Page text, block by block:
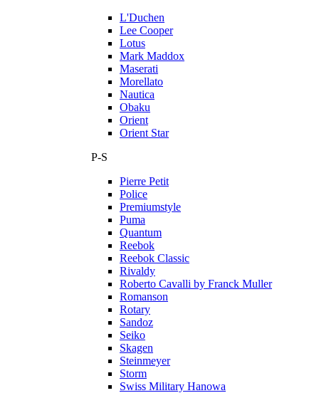
L'Duchen
Lee Cooper
Lotus
Mark Maddox
Maserati
Morellato
Nautica
Obaku
Orient
Orient Star
P-S
Pierre Petit
Police
Premiumstyle
Puma
Quantum
Reebok
Reebok Classic
Rivaldy
Roberto Cavalli by Franck Muller
Romanson
Rotary
Sandoz
Seiko
Skagen
Steinmeyer
Storm
Swiss Military Hanowa